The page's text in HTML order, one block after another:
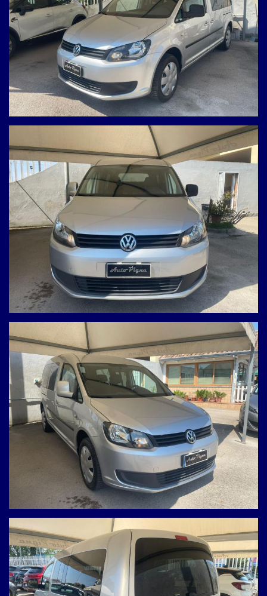
* Posti: 7 posti reali e comodi
* Porte: 5 porte (con comode porte laterali scorrevoli)
STATO DEL VEICOLO & MANUTENZIONE
NOTA IMPORTANTE – Manutenzione già effettuata:
La cinghia di distribuzione è stata appena sostituita dal
precedente proprietario a 297.220 km nel mese di 05/2026!
* Scadenza Revisione Bombole Metano: 09/2027 (Nessun
costo di collaudo bombole per oltre un anno!)
ACCESSORI PRINCIPALI
* Climatizzatore automatico bi-zona
* Connettività Bluetooth
* Autoradio integrata
* Sensori di parcheggio posteriori
* Alzacristalli elettrici anteriori
* Luci diurne
I NOSTRI SERVIZI INCLUSI
* 12 Mesi di Garanzia inclusi nel prezzo.
* Possibilità di Finanziamenti Personalizzati in sede.
* Valutiamo e ritiriamo la tua Permuta / Usato.
DOVE SIAMO E CONTATTI
Il veicolo è visibile presso la nostra sede ed è disponibile per
qualsiasi prova su strada.
Ci troviamo a:
Via Prolungamento Pigna, 14 – Giugliano in Campania (NA)
(Uscita Asse Mediano: Giugliano-Parete-Villaricca)
Per maggiori informazioni o per fissare un appuntamento:
* Antonio: 393 9086937
* Ufficio: 081 8945051